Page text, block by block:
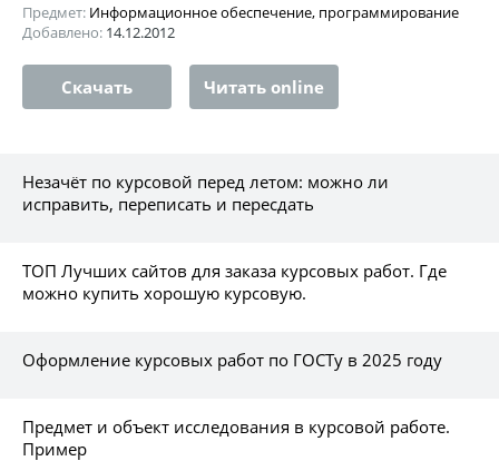
Предмет: Информационное обеспечение, программирование
Добавлено: 14.12.2012
Скачать Читать online
Незачёт по курсовой перед летом: можно ли
исправить, переписать и пересдать
ТОП Лучших сайтов для заказа курсовых работ. Где
можно купить хорошую курсовую.
Оформление курсовых работ по ГОСТу в 2025 году
Предмет и объект исследования в курсовой работе.
Пример